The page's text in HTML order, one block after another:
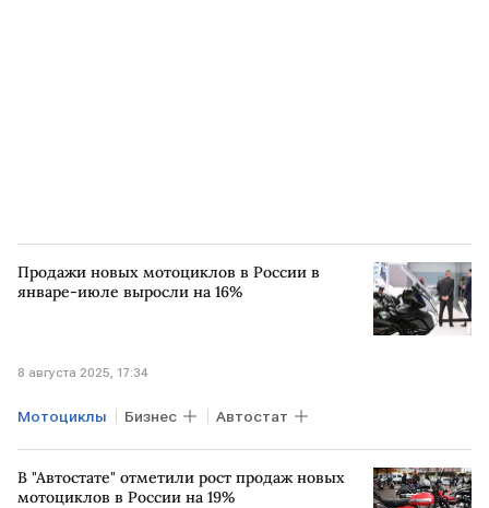
Продажи новых мотоциклов в России в
январе-июле выросли на 16%
8 августа 2025, 17:34
Мотоциклы Бизнес Автостат
В "Автостате" отметили рост продаж новых
мотоциклов в России на 19%